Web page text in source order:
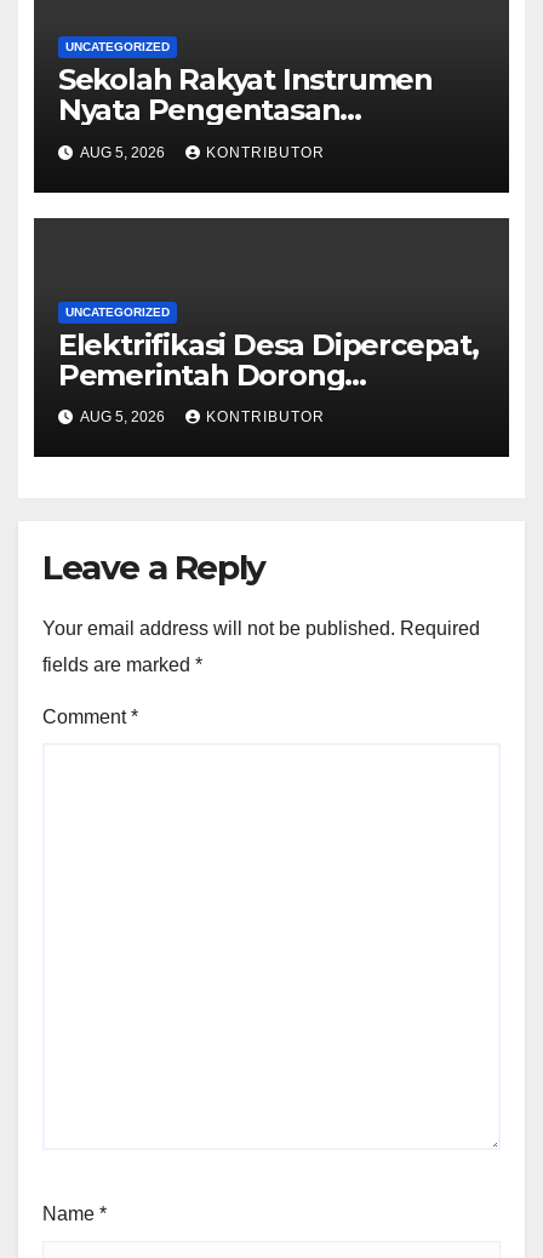
UNCATEGORIZED
Sekolah Rakyat Instrumen
Nyata Pengentasan
Kemiskinan Antargenerasi
AUG 5, 2026 KONTRIBUTOR
UNCATEGORIZED
Elektrifikasi Desa Dipercepat,
Pemerintah Dorong
Ketahanan Energi dan
Kesejahteraan Masyarakat
AUG 5, 2026 KONTRIBUTOR
Leave a Reply
Your email address will not be published. Required
fields are marked *
Comment*
Name *